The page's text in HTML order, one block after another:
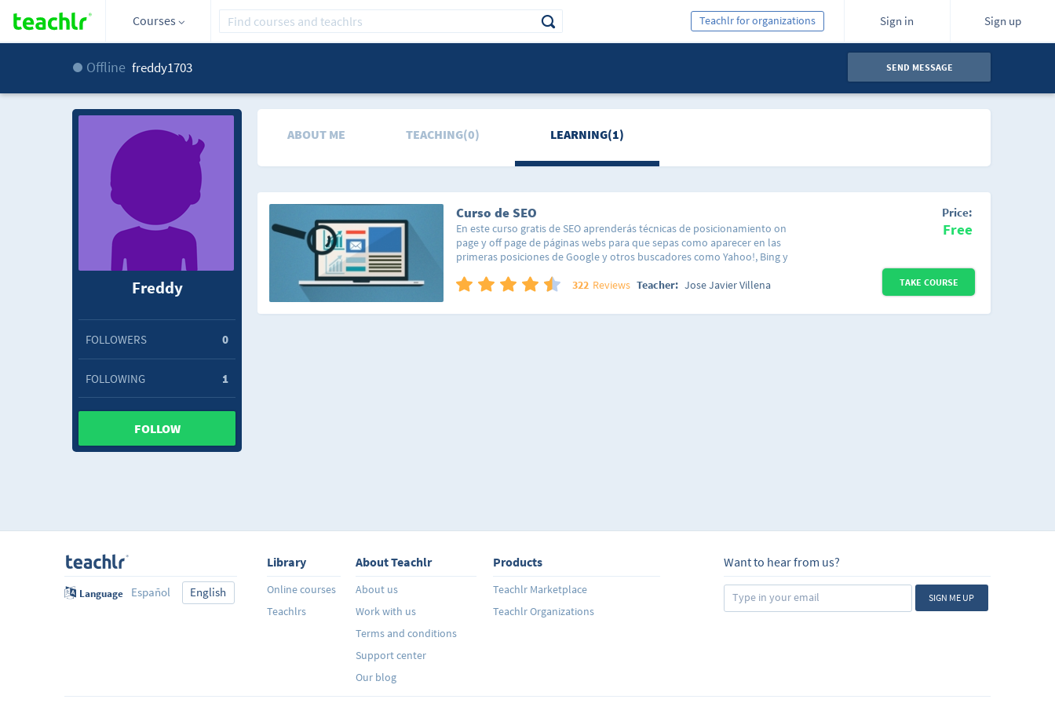
Courses Sign in Sign up
Teachlr for organizations
Offline freddy1703 SEND MESSAGE
Freddy
FOLLOWERS 0
FOLLOWING 1
FOLLOW
ABOUT ME TEACHING(0) LEARNING(1)
Curso de SEO
En este curso gratis de SEO aprenderás técnicas de posicionamiento on
page y off page de páginas webs para que sepas como aparecer en las
primeras posiciones de Google y otros buscadores como Yahoo!, Bing y
prácticas, estándares y actividades penalizadas o no correctas se han
alcanzar el éxito.
322 Reviews Teacher: Jose Javier Villena
Price:
Free
TAKE COURSE
Language Español English
Library
Online courses
Teachlrs
About Teachlr
About us
Work with us
Terms and conditions
Support center
Our blog
Products
Teachlr Marketplace
Teachlr Organizations
Want to hear from us?
SIGN ME UP